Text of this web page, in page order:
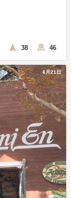
38 46
6月21日